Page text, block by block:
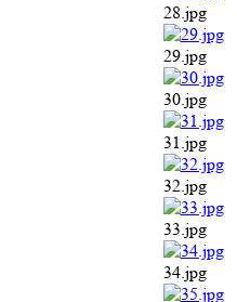
28.jpg
29.jpg
30.jpg
31.jpg
32.jpg
33.jpg
34.jpg